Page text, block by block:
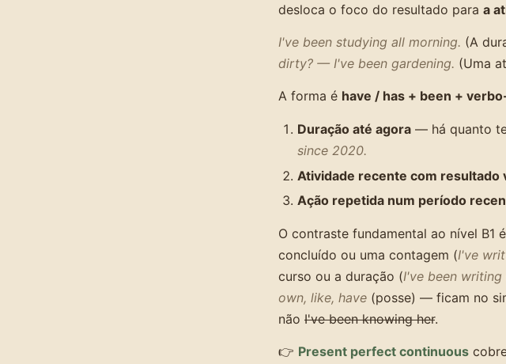
desloca o foco do resultado para a
I've been studying all morning. (A
dirty? — I've been gardening. (Uma
A forma é have / has + been +
Duração até agora — há quanto
since 2020.
Atividade recente com resultado
Ação repetida num período
O contraste fundamental ao nível B1
concluído ou uma contagem (I've
curso ou a duração (I've been
own, like, have (posse) — ficam no
não I've been knowing her.
👉 Present perfect continuous